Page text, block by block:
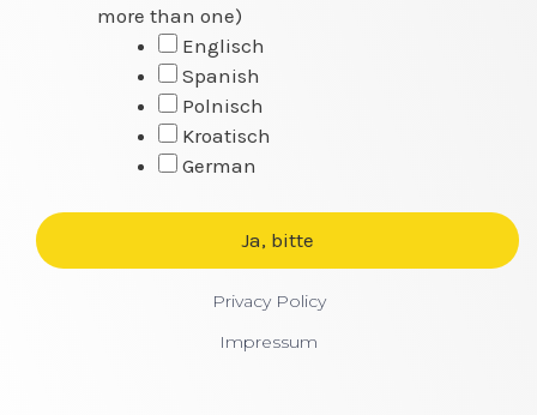
more than one)
Englisch
Spanish
Polnisch
Kroatisch
German
Privacy Policy
Impressum